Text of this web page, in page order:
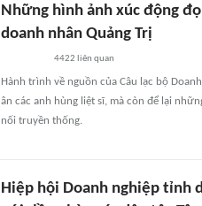
Những hình ảnh xúc động
doanh nhân Quảng Trị
4422 liên quan
Hành trình về nguồn của Câu lạc bộ
ân các anh hùng liệt sĩ, mà còn để lại
nối truyền thống.
Hiệp hội Doanh nghiệp tỉnh